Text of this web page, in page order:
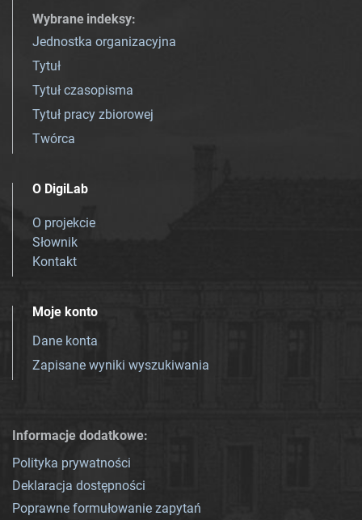
Wybrane indeksy:
Jednostka organizacyjna
Tytuł
Tytuł czasopisma
Tytuł pracy zbiorowej
Twórca
O DigiLab
O projekcie
Słownik
Kontakt
Moje konto
Dane konta
Zapisane wyniki wyszukiwania
Informacje dodatkowe:
Polityka prywatności
Deklaracja dostępności
Poprawne formułowanie zapytań